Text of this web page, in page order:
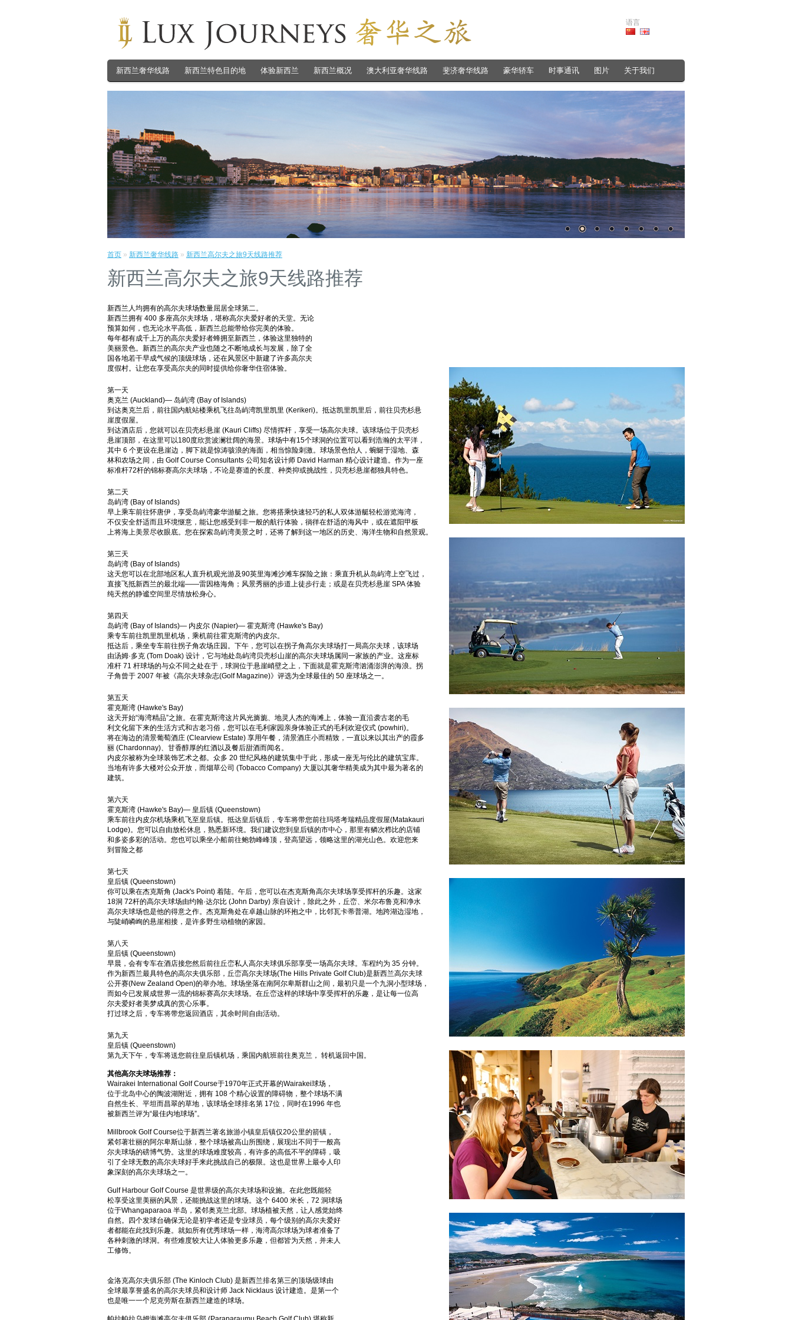
语言
新西兰奢华线路 新西兰特色目的地 体验新西兰 新西兰概况 澳大利亚奢华线路 斐济奢华线路 豪华轿车 时事通讯 图片 关于我们
首页 » 新西兰奢华线路 » 新西兰高尔夫之旅9天线路推荐
新西兰高尔夫之旅9天线路推荐
新西兰人均拥有的高尔夫球场数量屈居全球第二。
新西兰拥有 400 多座高尔夫球场，堪称高尔夫爱好者的天堂。无论
预算如何，也无论水平高低，新西兰总能带给你完美的体验。
每年都有成千上万的高尔夫爱好者蜂拥至新西兰，体验这里独特的
美丽景色。新西兰的高尔夫产业也随之不断地成长与发展，除了全
国各地若干早成气候的顶级球场，还在风景区中新建了许多高尔夫
度假村。让您在享受高尔夫的同时提供给你奢华住宿体验。
第一天
奥克兰 (Auckland)— 岛屿湾 (Bay of Islands)
到达奥克兰后，前往国内航站楼乘机飞往岛屿湾凯里凯里 (Kerikeri)。抵达凯里凯里后，前往贝壳杉悬
崖度假屋。
到达酒店后，您就可以在贝壳杉悬崖 (Kauri Cliffs) 尽情挥杆，享受一场高尔夫球。该球场位于贝壳杉
悬崖顶部，在这里可以180度欣赏波澜壮阔的海景。球场中有15个球洞的位置可以看到浩瀚的太平洋，
其中 6 个更设在悬崖边，脚下就是惊涛骇浪的海面，相当惊险刺激。球场景色怡人，蜿蜒于湿地、森
林和农场之间，由 Golf Course Consultants 公司知名设计师 David Harman 精心设计建造。作为一座
标准杆72杆的锦标赛高尔夫球场，不论是赛道的长度、种类抑或挑战性，贝壳杉悬崖都独具特色。
第二天
岛屿湾 (Bay of Islands)
早上乘车前往怀唐伊，享受岛屿湾豪华游艇之旅。您将搭乘快速轻巧的私人双体游艇轻松游览海湾，
不仅安全舒适而且环境惬意，能让您感受到非一般的航行体验，徜徉在舒适的海风中，或在遮阳甲板
上将海上美景尽收眼底。您在探索岛屿湾美景之时，还将了解到这一地区的历史、海洋生物和自然景观。
第三天
岛屿湾 (Bay of Islands)
这天您可以在北部地区私人直升机观光游及90英里海滩沙滩车探险之旅：乘直升机从岛屿湾上空飞过，
直接飞抵新西兰的最北端——雷因格海角；风景秀丽的步道上徒步行走；或是在贝壳杉悬崖 SPA 体验
纯天然的静谧空间里尽情放松身心。
第四天
岛屿湾 (Bay of Islands)— 内皮尔 (Napier)— 霍克斯湾 (Hawke's Bay)
乘专车前往凯里凯里机场，乘机前往霍克斯湾的内皮尔。
抵达后，乘坐专车前往拐子角农场庄园。下午，您可以在拐子角高尔夫球场打一局高尔夫球，该球场
由汤姆·多克 (Tom Doak) 设计，它与地处岛屿湾贝壳杉山崖的高尔夫球场属同一家族的产业。这座标
准杆 71 杆球场的与众不同之处在于，球洞位于悬崖峭壁之上，下面就是霍克斯湾汹涌澎湃的海浪。拐
子角曾于 2007 年被《高尔夫球杂志(Golf Magazine)》评选为全球最佳的 50 座球场之一。
第五天
霍克斯湾 (Hawke's Bay)
这天开始“海湾精品”之旅。在霍克斯湾这片风光旖旎、地灵人杰的海滩上，体验一直沿袭古老的毛
利文化留下来的生活方式和古老习俗，您可以在毛利家园亲身体验正式的毛利欢迎仪式 (powhiri)。
将在海边的清景葡萄酒庄 (Clearview Estate) 享用午餐，清景酒庄小而精致，一直以来以其出产的霞多
丽 (Chardonnay)、甘香醇厚的红酒以及餐后甜酒而闻名。
内皮尔被称为全球装饰艺术之都。众多 20 世纪风格的建筑集中于此，形成一座无与伦比的建筑宝库。
当地有许多大楼对公众开放，而烟草公司 (Tobacco Company) 大厦以其奢华精美成为其中最为著名的
建筑。
第六天
霍克斯湾 (Hawke's Bay)— 皇后镇 (Queenstown)
乘车前往内皮尔机场乘机飞至皇后镇。抵达皇后镇后，专车将带您前往玛塔考瑞精品度假屋(Matakauri
Lodge)。您可以自由放松休息，熟悉新环境。我们建议您到皇后镇的市中心，那里有鳞次栉比的店铺
和多姿多彩的活动。您也可以乘坐小船前往鲍勃峰峰顶，登高望远，领略这里的湖光山色。欢迎您来
到冒险之都
第七天
皇后镇 (Queenstown)
你可以乘在杰克斯角 (Jack's Point) 着陆。午后，您可以在杰克斯角高尔夫球场享受挥杆的乐趣。这家
18洞 72杆的高尔夫球场由约翰·达尔比 (John Darby) 亲自设计，除此之外，丘峦、米尔布鲁克和净水
高尔夫球场也是他的得意之作。杰克斯角处在卓越山脉的环抱之中，比邻瓦卡蒂普湖。地跨湖边湿地，
与陡峭嶙峋的悬崖相接，是许多野生动植物的家园。
第八天
皇后镇 (Queenstown)
早晨，会有专车在酒店接您然后前往丘峦私人高尔夫球俱乐部享受一场高尔夫球。车程约为 35 分钟。
作为新西兰最具特色的高尔夫俱乐部，丘峦高尔夫球场(The Hills Private Golf Club)是新西兰高尔夫球
公开赛(New Zealand Open)的举办地。球场坐落在南阿尔卑斯群山之间，最初只是一个九洞小型球场，
而如今已发展成世界一流的锦标赛高尔夫球场。在丘峦这样的球场中享受挥杆的乐趣，是让每一位高
尔夫爱好者美梦成真的赏心乐事。
打过球之后，专车将带您返回酒店，其余时间自由活动。
第九天
皇后镇 (Queenstown)
第九天下午，专车将送您前往皇后镇机场，乘国内航班前往奥克兰， 转机返回中国。
其他高尔夫球场推荐：
Wairakei International Golf Course于1970年正式开幕的Wairakei球场，
位于北岛中心的陶波湖附近，拥有 108 个精心设置的障碍物，整个球场不满
自然生长、平坦而昌翠的草地，该球场全球排名第 17位，同时在1996 年也
被新西兰评为“最佳内地球场”。
Millbrook Golf Course位于新西兰著名旅游小镇皇后镇仅20公里的箭镇，
紧邻著壮丽的阿尔卑斯山脉，整个球场被高山所围绕，展现出不同于一般高
尔夫球场的磅博气势。这里的球场难度较高，有许多的高低不平的障碍，吸
引了全球无数的高尔夫球好手来此挑战自己的极限。这也是世界上最令人印
象深刻的高尔夫球场之一。
Gulf Harbour Golf Course 是世界级的高尔夫球场和设施。在此您既能轻
松享受这里美丽的风景，还能挑战这里的球场。这个 6400 米长，72 洞球场
位于Whangaparaoa 半岛，紧邻奥克兰北部。球场植被天然，让人感觉始终
自然。四个发球台确保无论是初学者还是专业球员，每个级别的高尔夫爱好
者都能在此找到乐趣。就如所有优秀球场一样，海湾高尔球场为球者准备了
各种刺激的球洞。有些难度较大让人体验更多乐趣，但都皆为天然，并未人
工修饰。
金洛克高尔夫俱乐部 (The Kinloch Club) 是新西兰排名第三的顶场级球由
全球最享誉盛名的高尔夫球员和设计师 Jack Nicklaus 设计建造。是第一个
也是唯一一个尼克劳斯在新西兰建造的球场。